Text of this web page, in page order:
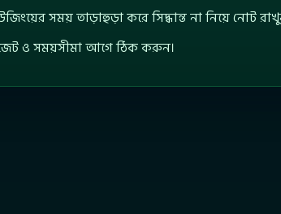
সময় তাড়াহুড়া করে সিদ্ধান্ত না নিয়ে নোট
ও সময়সীমা আগে ঠিক করুন।